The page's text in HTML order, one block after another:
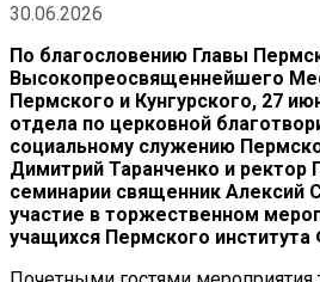
30.06.2026
По благословению Главы
Высокопреосвященнейшего
Пермского и Кунгурского, 27
отдела по церковной
социальному служению
Димитрий Таранченко и ректор
семинарии священник Алексий
участие в торжественном
учащихся Пермского